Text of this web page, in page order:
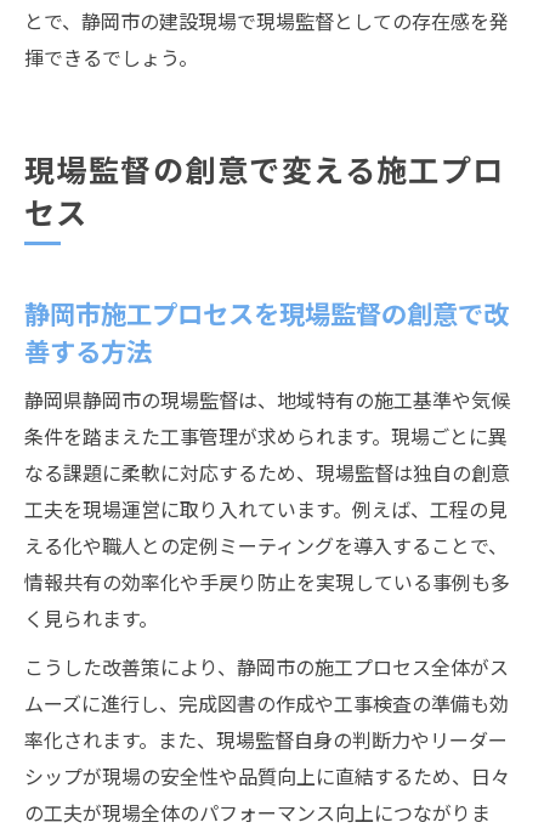
とで、静岡市の建設現場で現場監督としての存在感を発
揮できるでしょう。
現場監督の創意で変える施工プロ
セス
静岡市施工プロセスを現場監督の創意で改
善する方法
静岡県静岡市の現場監督は、地域特有の施工基準や気候
条件を踏まえた工事管理が求められます。現場ごとに異
なる課題に柔軟に対応するため、現場監督は独自の創意
工夫を現場運営に取り入れています。例えば、工程の見
える化や職人との定例ミーティングを導入することで、
情報共有の効率化や手戻り防止を実現している事例も多
く見られます。
こうした改善策により、静岡市の施工プロセス全体がス
ムーズに進行し、完成図書の作成や工事検査の準備も効
率化されます。また、現場監督自身の判断力やリーダー
シップが現場の安全性や品質向上に直結するため、日々
の工夫が現場全体のパフォーマンス向上につながりま